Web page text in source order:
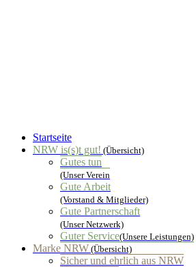
Startseite
NRW is(s)t gut! (Übersicht)
Gutes tun
(Unser Verein
Gute Arbeit
(Vorstand & Mitglieder)
Gute Partnerschaft
(Unser Netzwerk)
Guter Service(Unsere Leistungen)
Marke NRW (Übersicht)
Sicher und ehrlich aus NRW